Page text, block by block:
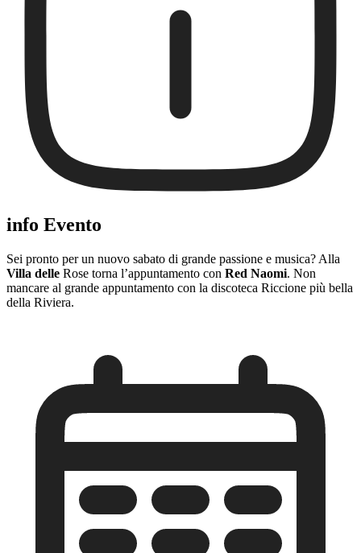
info Evento
Sei pronto per un nuovo sabato di grande passione e musica? Alla
Villa delle Rose torna l’appuntamento con Red Naomi. Non
mancare al grande appuntamento con la discoteca Riccione più bella
della Riviera.